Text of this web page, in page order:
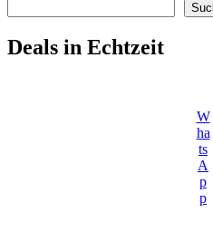
Deals in Echtzeit
W
ha
ts
A
p
p